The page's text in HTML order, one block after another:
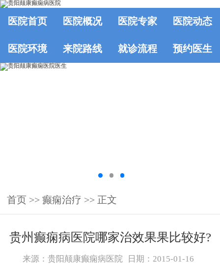
医院首页 医院概况 医院专家 医院动态
医院环境 来院路线 就诊流程 预约医生
首页 >> 癫痫治疗 >> 正文
贵州癫痫病医院哪家治效果果比较好?
来源：贵阳颠康癫痫病医院 日期：2015-01-16